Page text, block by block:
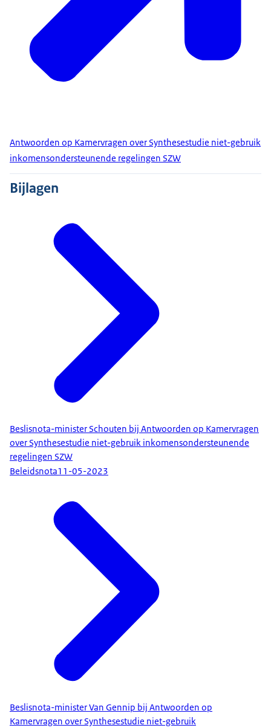
Antwoorden op Kamervragen over Synthesestudie niet-gebruik
inkomensondersteunende regelingen SZW
Bijlagen
Beslisnota-minister Schouten bij Antwoorden op Kamervragen
over Synthesestudie niet-gebruik inkomensondersteunende
regelingen SZW
Beleidsnota11-05-2023
Beslisnota-minister Van Gennip bij Antwoorden op
Kamervragen over Synthesestudie niet-gebruik